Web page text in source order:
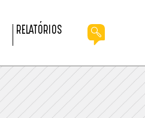
RELATÓRIOS